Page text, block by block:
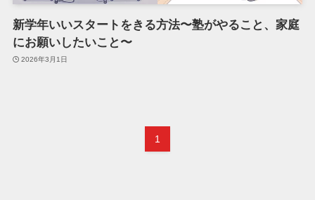
新学年いいスタートをきる方法〜塾がやること、家庭
にお願いしたいこと〜
2026年3月1日
1